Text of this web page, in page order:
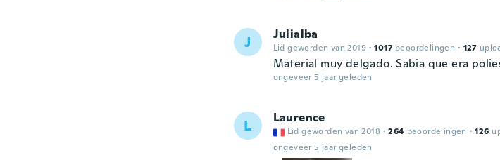
J Julialba
Lid geworden van 2019 · 1017 beoordelingen · 127
Material muy delgado. Sabia que era
ongeveer 5 jaar geleden
L Laurence
Lid geworden van 2018 · 264 beoordelingen · 126
ongeveer 5 jaar geleden